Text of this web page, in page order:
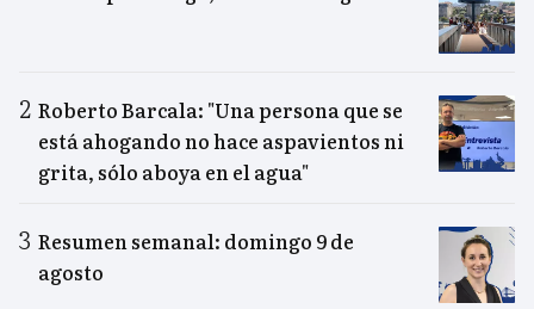
Roberto Barcala: "Una persona que se
está ahogando no hace aspavientos ni
grita, sólo aboya en el agua"
Resumen semanal: domingo 9 de
agosto